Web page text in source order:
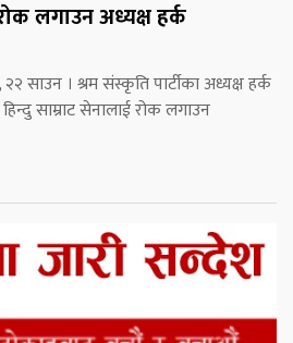
लगाउन अध्यक्ष हर्क
साउन । श्रम संस्कृति पार्टीका अध्यक्ष हर्क
साम्राट सेनालाई रोक लगाउन